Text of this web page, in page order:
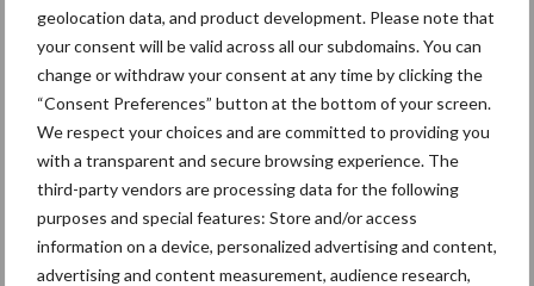
geolocation data, and product development. Please note that
your consent will be valid across all our subdomains. You can
change or withdraw your consent at any time by clicking the
“Consent Preferences” button at the bottom of your screen.
We respect your choices and are committed to providing you
with a transparent and secure browsing experience. The
third-party vendors are processing data for the following
purposes and special features: Store and/or access
information on a device, personalized advertising and content,
advertising and content measurement, audience research,
De volgende ontwikkeling waren de CR7.90, CR8.90, CR9.90 en
CR10.90 modellen. Waarbij de laatste machine in 2014 het
Guinness World Record vestigde voor de meeste tarwe die in
acht uur is geoogst, met 797,656 ton. Dit record staat nog
steeds.